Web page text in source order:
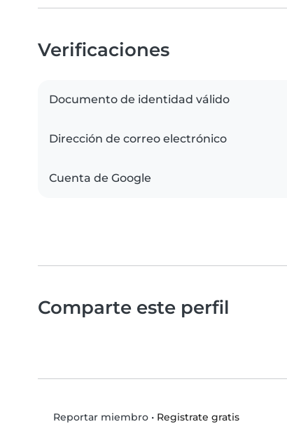
Verificaciones
Documento de identidad válido
Dirección de correo electrónico
Cuenta de Google
Comparte este perfil
Reportar miembro• Registrate gratis